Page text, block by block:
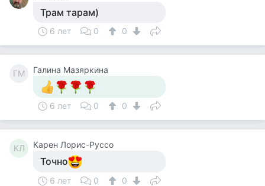
Трам тарам)
6 лет 0 0
ГМ Галина Мазяркина
6 лет 0 0
КЛ Карен Лорис-Руссо
Точно
6 лет 0 0